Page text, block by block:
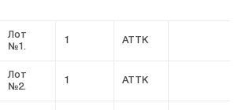
Лот
№1.
1 ATTK
Лот
№2.
1 ATTK